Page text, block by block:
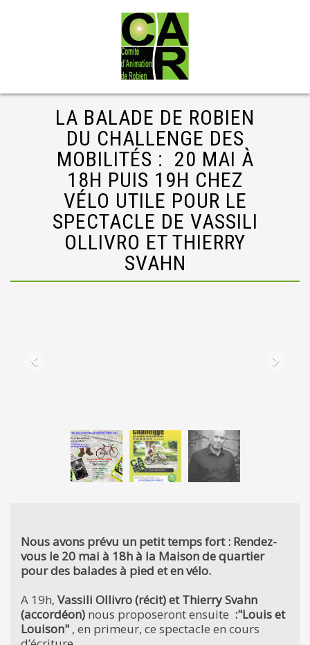
LA BALADE DE ROBIEN
DU CHALLENGE DES
MOBILITÉS : 20 MAI À
18H PUIS 19H CHEZ
VÉLO UTILE POUR LE
SPECTACLE DE VASSILI
OLLIVRO ET THIERRY
SVAHN
Nous avons prévu un petit temps fort : Rendez-
vous le 20 mai à 18h à la Maison de quartier
pour des balades à pied et en vélo.
A 19h, Vassili Ollivro (récit) et Thierry Svahn
(accordéon) nous proposeront ensuite :"Louis et
Louison" , en primeur, ce spectacle en cours